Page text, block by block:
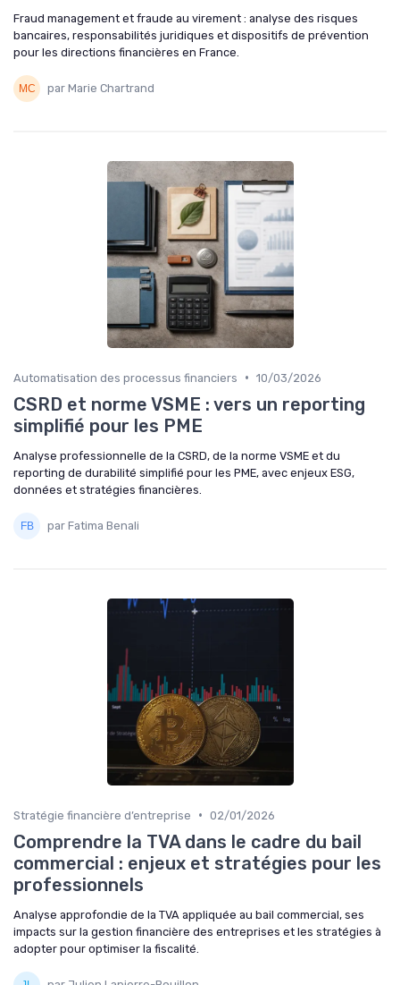
Fraud management et fraude au virement : analyse des risques
bancaires, responsabilités juridiques et dispositifs de prévention
pour les directions financières en France.
par Marie Chartrand
Automatisation des processus financiers • 10/03/2026
CSRD et norme VSME : vers un reporting
simplifié pour les PME
Analyse professionnelle de la CSRD, de la norme VSME et du
reporting de durabilité simplifié pour les PME, avec enjeux ESG,
données et stratégies financières.
par Fatima Benali
Stratégie financière d’entreprise • 02/01/2026
Comprendre la TVA dans le cadre du bail
commercial : enjeux et stratégies pour les
professionnels
Analyse approfondie de la TVA appliquée au bail commercial, ses
impacts sur la gestion financière des entreprises et les stratégies à
adopter pour optimiser la fiscalité.